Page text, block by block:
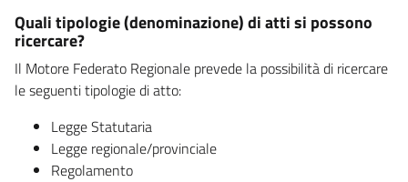
Quali tipologie (denominazione) di atti si possono
ricercare?
Il Motore Federato Regionale prevede la possibilità di ricercare
le seguenti tipologie di atto:
Legge Statutaria
Legge regionale/provinciale
Regolamento